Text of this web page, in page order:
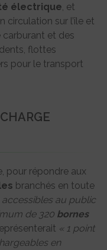
électrique , et
circulation sur l’île et
et des
flottes
pour le transport
pour répondre aux
branchés en toute
accessibles au public
de 320 bornes
« 1 point
en